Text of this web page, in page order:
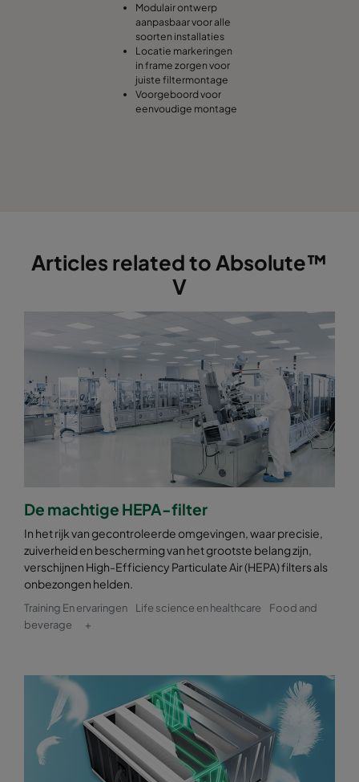
Modulair ontwerp
aanpasbaar voor alle
soorten installaties
Locatie markeringen
in frame zorgen voor
juiste filtermontage
Voorgeboord voor
eenvoudige montage
Articles related to Absolute™
V
De machtige HEPA-filter
In het rijk van gecontroleerde omgevingen, waar precisie,
zuiverheid en bescherming van het grootste belang zijn,
verschijnen High-Efficiency Particulate Air (HEPA) filters als
onbezongen helden.
Training En ervaringen Life science en healthcare
Food and
beverage
+